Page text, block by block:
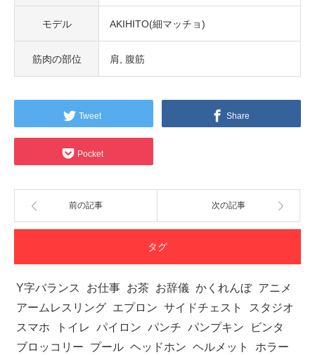
モデル AKIHITO(細マッチョ)
筋肉の部位 肩 腹筋
Tweet Share
Pocket
前の記事 次の記事
タグ
Y字バランス お仕事 お茶 お辞儀 かくれんぼ アニメ
アームレスリング エプロン サイドチェスト
スタジオ
スマホ
トイレ パイロン パンチ パンプキン
ビンタ
ブロッコリー
プール ヘッドホン ヘルメット
ホラー